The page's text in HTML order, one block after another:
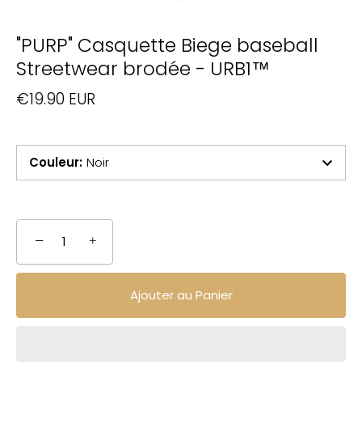
"PURP" Casquette Biege baseball
Streetwear brodée - URB1™
€19.90 EUR
Couleur: Noir
− +
Ajouter au Panier